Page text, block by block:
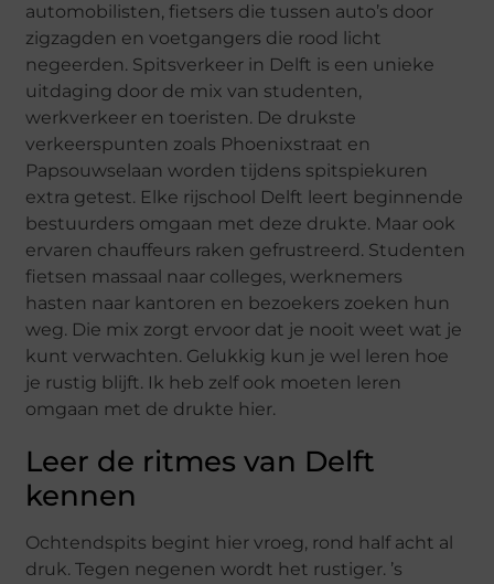
automobilisten, fietsers die tussen auto’s door
zigzagden en voetgangers die rood licht
negeerden. Spitsverkeer in Delft is een unieke
uitdaging door de mix van studenten,
werkverkeer en toeristen. De drukste
verkeerspunten zoals Phoenixstraat en
Papsouwselaan worden tijdens spitspiekuren
extra getest. Elke rijschool Delft leert beginnende
bestuurders omgaan met deze drukte. Maar ook
ervaren chauffeurs raken gefrustreerd. Studenten
fietsen massaal naar colleges, werknemers
hasten naar kantoren en bezoekers zoeken hun
weg. Die mix zorgt ervoor dat je nooit weet wat je
kunt verwachten. Gelukkig kun je wel leren hoe
je rustig blijft. Ik heb zelf ook moeten leren
omgaan met de drukte hier.
Leer de ritmes van Delft
kennen
Ochtendspits begint hier vroeg, rond half acht al
druk. Tegen negenen wordt het rustiger. ’s